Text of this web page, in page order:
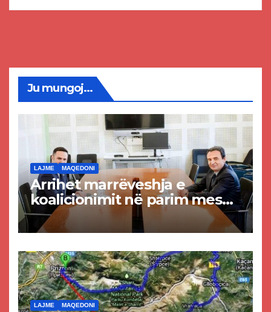
Ju mungoj...
LAJME MAQEDONI
Arrihet marrëveshja e
koalicionimit në parim mes
Kurtit dhe Abdixhikut
LAJME MAQEDONI